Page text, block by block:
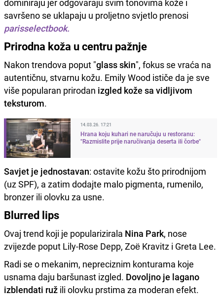
savršeno se uklapaju u proljetno svjetlo prenosi
parisselectbook.
Prirodna koža u centru pažnje
Nakon trendova poput "glass skin", fokus se vraća na
autentičnu, stvarnu kožu. Emily Wood ističe da je sve
više popularan prirodan izgled kože sa vidljivom
teksturom.
14.03.26. 17:21
Hrana koju kuhari ne naručuju u restoranu:
"Razmislite prije naručivanja deserta ili čorbe"
Savjet je jednostavan: ostavite kožu što prirodnijom
(uz SPF), a zatim dodajte malo pigmenta, rumenilo,
bronzer ili olovku za usne.
Blurred lips
Ovaj trend koji je popularizirala Nina Park, nose
zvijezde poput Lily-Rose Depp, Zoë Kravitz i Greta Lee.
Radi se o mekanim, nepreciznim konturama koje
usnama daju baršunast izgled. Dovoljno je lagano
izblendati ruž ili olovku prstima za moderan efekt.